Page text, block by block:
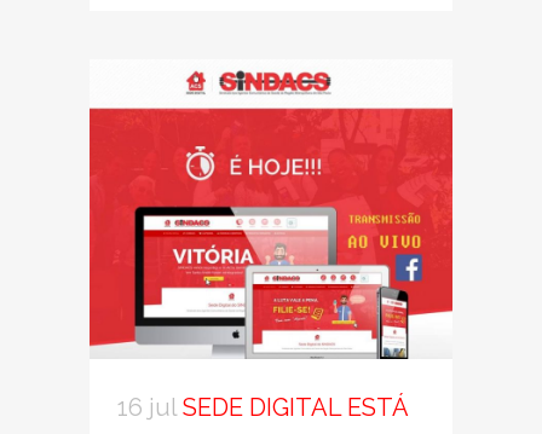
16 jul SEDE DIGITAL ESTÁ